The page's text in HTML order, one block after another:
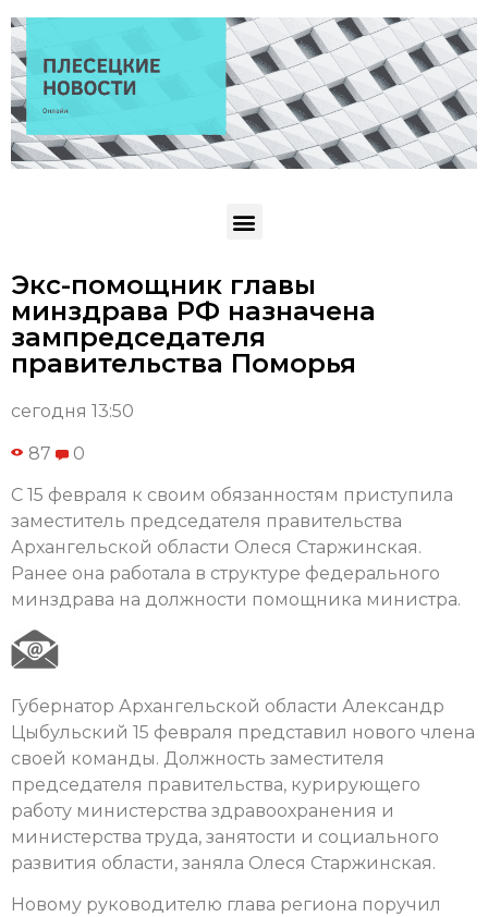
Экс-помощник главы
минздрава РФ назначена
зампредседателя
правительства Поморья
сегодня 13:50
87 0
С 15 февраля к своим обязанностям приступила
заместитель председателя правительства
Архангельской области Олеся Старжинская.
Ранее она работала в структуре федерального
минздрава на должности помощника министра.
Губернатор Архангельской области Александр
Цыбульский 15 февраля представил нового члена
своей команды. Должность заместителя
председателя правительства, курирующего
работу министерства здравоохранения и
министерства труда, занятости и социального
развития области, заняла Олеся Старжинская.
Новому руководителю глава региона поручил